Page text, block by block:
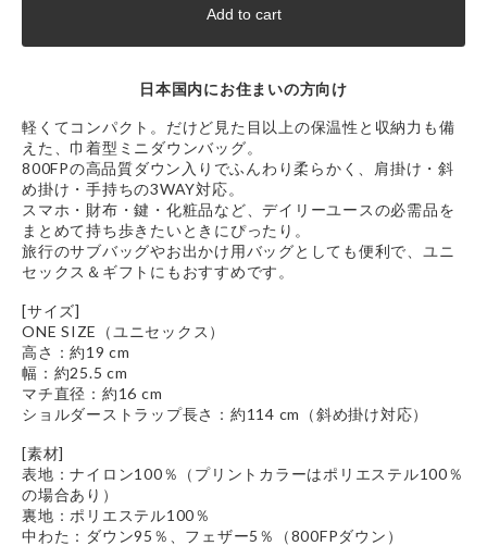
Add to cart
日本国内にお住まいの方向け
軽くてコンパクト。だけど見た目以上の保温性と収納力も備
えた、巾着型ミニダウンバッグ。
800FPの高品質ダウン入りでふんわり柔らかく、肩掛け・斜
め掛け・手持ちの3WAY対応。
スマホ・財布・鍵・化粧品など、デイリーユースの必需品を
まとめて持ち歩きたいときにぴったり。
旅行のサブバッグやお出かけ用バッグとしても便利で、ユニ
セックス＆ギフトにもおすすめです。
[サイズ]
ONE SIZE（ユニセックス）
高さ：約19 cm
幅：約25.5 cm
マチ直径：約16 cm
ショルダーストラップ長さ：約114 cm（斜め掛け対応）
[素材]
表地：ナイロン100％（プリントカラーはポリエステル100％
の場合あり）
裏地：ポリエステル100％
中わた：ダウン95％、フェザー5％（800FPダウン）